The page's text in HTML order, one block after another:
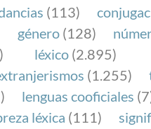
patrocinada por la
cuyo objetivo es
los medios de
(113)
género (128)
léxico (2.895)
(1.255)
lenguas cooficiales
léxica (111)